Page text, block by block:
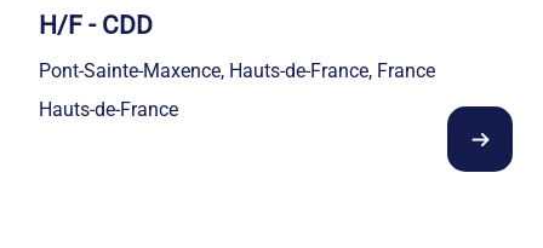
H/F - CDD
Pont-Sainte-Maxence, Hauts-de-France, France
Hauts-de-France